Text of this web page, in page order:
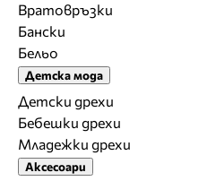
Вратовръзки
Бански
Бельо
Детска мода
Детски дрехи
Бебешки дрехи
Младежки дрехи
Аксесоари